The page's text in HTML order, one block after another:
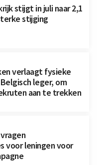
stijgt in juli naar 2,1
stijging
verlaagt fysieke
leger, om
aan te trekken
voor leningen voor